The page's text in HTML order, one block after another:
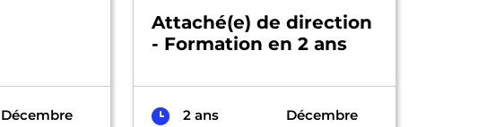
Décembre
Attaché(e) de direction
- Formation en 2 ans
2 ans
Décembre